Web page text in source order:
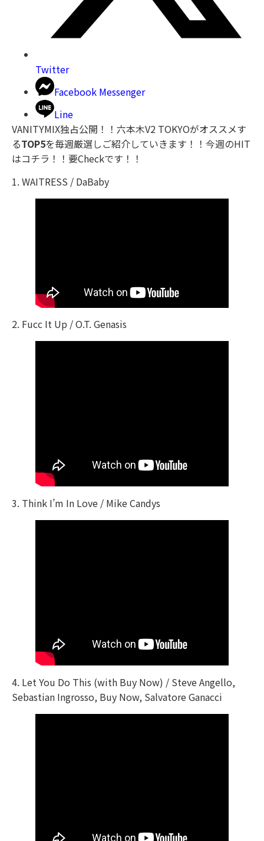
Twitter
Facebook Messenger
Line
VANITYMIX独占公開！！六本木V2 TOKYOがオススメす
るTOP5を毎週厳選しご紹介していきます！！今週のHIT
はコチラ！！要Checkです！！
1. WAITRESS / DaBaby
2. Fucc It Up / O.T. Genasis
3. Think I’m In Love / Mike Candys
4. Let You Do This (with Buy Now) / Steve Angello,
Sebastian Ingrosso, Buy Now, Salvatore Ganacci